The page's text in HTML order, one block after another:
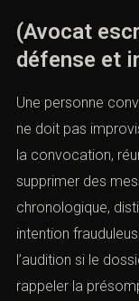
(Avocat
défense et
Une personne
ne doit pas
la convocation,
supprimer des
chronologique,
intention
l’audition si le
rappeler la